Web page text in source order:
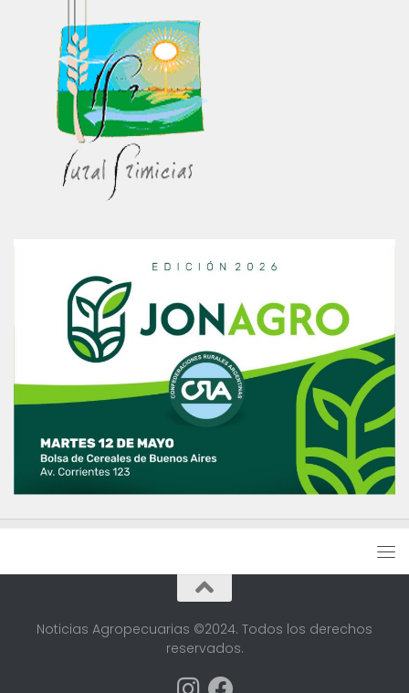
Noticias Agropecuarias ©2024. Todos los derechos
reservados.